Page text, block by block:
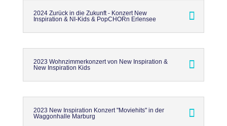
2024 Zurück in die Zukunft - Konzert New
Inspiration & NI-Kids & PopCHORn Erlensee
2023 Wohnzimmerkonzert von New Inspiration &
New Inspiration Kids
2023 New Inspiration Konzert "Moviehits" in der
Waggonhalle Marburg